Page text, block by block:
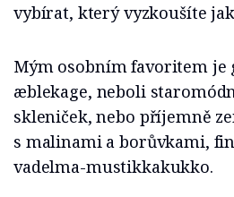
vybírat, který vyzkoušíte
Mým osobním favoritem je
æblekage, neboli
skleniček, nebo příjemně
s malinami a borůvkami,
vadelma-mustikkakukko.